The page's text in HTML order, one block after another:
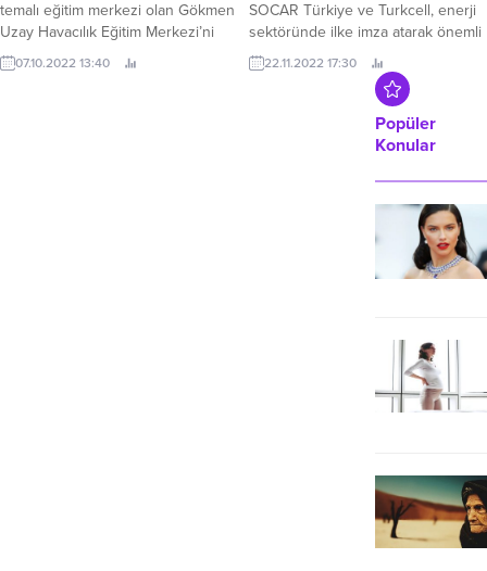
temalı eğitim merkezi olan Gökmen
Uzay Havacılık Eğitim Merkezi’ni
GUHEM’i ziyaret eden Bağcılar
Belediyesi Feyzullah Kıyıklık
07.10.2022 13:40
SOCAR Türkiye ve Turkcell, enerji
sektöründe ilke imza atarak önemli
bir iş birliği gerçekleştirdi.
22.11.2022 17:30
Popüler
Konular